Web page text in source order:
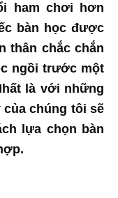
ham chơi hơn
bàn học được
thân chắc chắn
ngồi trước một
là với những
của chúng tôi sẽ
lựa chọn bàn